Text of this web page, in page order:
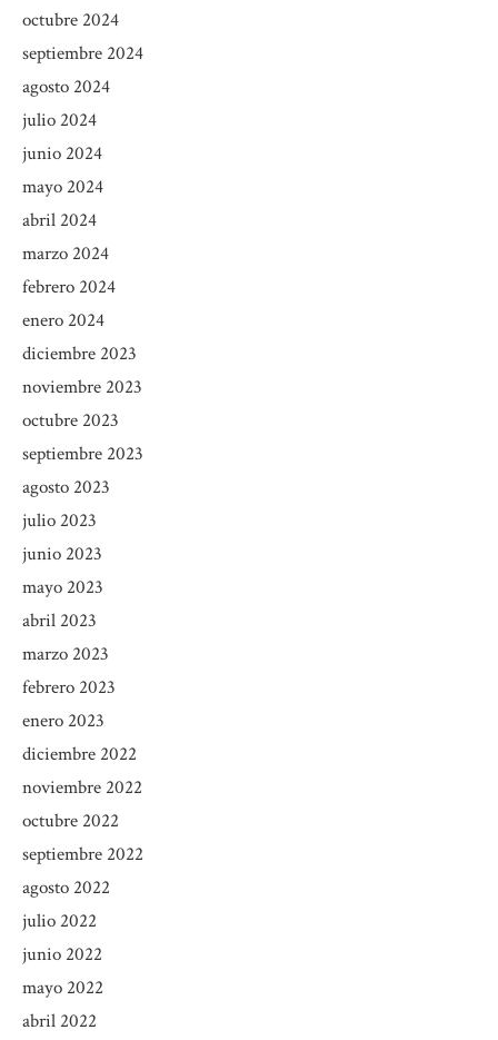
octubre 2024
septiembre 2024
agosto 2024
julio 2024
junio 2024
mayo 2024
abril 2024
marzo 2024
febrero 2024
enero 2024
diciembre 2023
noviembre 2023
octubre 2023
septiembre 2023
agosto 2023
julio 2023
junio 2023
mayo 2023
abril 2023
marzo 2023
febrero 2023
enero 2023
diciembre 2022
noviembre 2022
octubre 2022
septiembre 2022
agosto 2022
julio 2022
junio 2022
mayo 2022
abril 2022